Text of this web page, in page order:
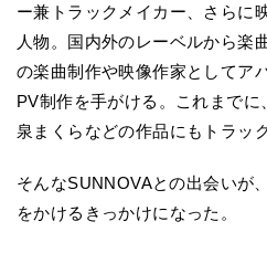
ー兼トラックメイカー、さらに
人物。国内外のレーベルから楽
の楽曲制作や映像作家としてア
PV制作を手がける。これまでに
泉まくらなどの作品にもトラッ
そんなSUNNOVAとの出会いが
をかけるきっかけになった。